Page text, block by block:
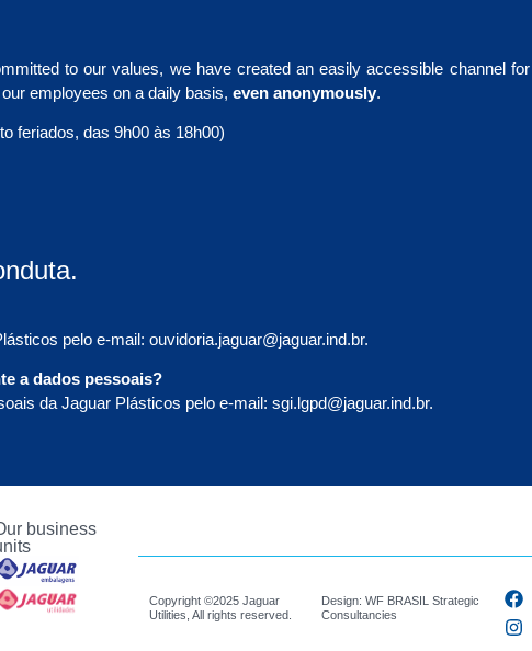
to our values, we have created an easily accessible channel
employees on a daily basis, even anonymously.
feriados, das 9h00 às 18h00)
pelo e-mail: ouvidoria.jaguar@jaguar.ind.br.
a dados pessoais?
da Jaguar Plásticos pelo e-mail: sgi.lgpd@jaguar.ind.br.
business
Copyright ©2025 Jaguar
Utilities, All rights reserved.
Design: WF BRASIL Strategic
Consultancies